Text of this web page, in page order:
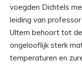
voegden Dichtels
leiding van
Ultem behoort tot
ongelooflijk sterk
temperaturen en